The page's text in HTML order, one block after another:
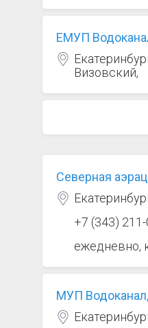
ЕМУП
Визовский,
Северная
+7 (343)
ежедневно,
МУП